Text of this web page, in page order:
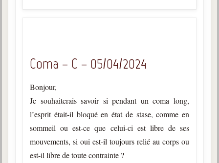
Coma – C – 05/04/2024
Bonjour,
Je souhaiterais savoir si pendant un coma long,
l’esprit était-il bloqué en état de stase, comme en
sommeil ou est-ce que celui-ci est libre de ses
mouvements, si oui est-il toujours relié au corps ou
est-il libre de toute contrainte ?